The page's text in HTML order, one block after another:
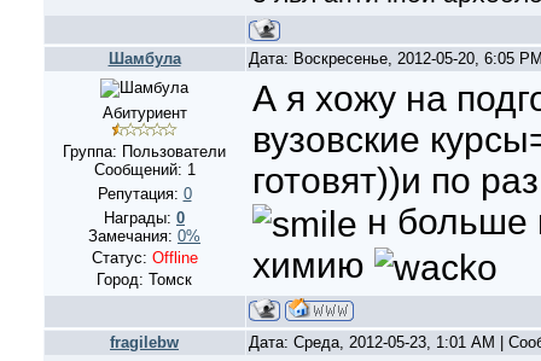
Шамбула Дата: Воскресенье, 2012-05-20, 6:05
Абитуриент
Группа: Пользователи
Сообщений: 1
Репутация: 0
Награды: 0
Замечания: 0%
Статус: Offline
Город: Томск
А я хожу на
вузовские
готовят))и по
н больше
химию
fragilebw
Дата: Среда, 2012-05-23, 1:01 AM |